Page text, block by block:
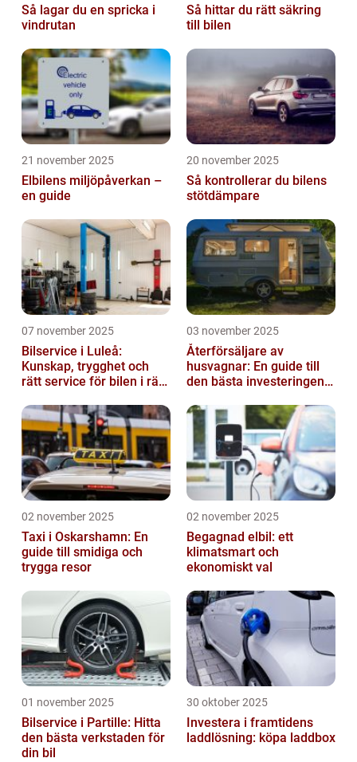
Så lagar du en spricka i
vindrutan
Så hittar du rätt säkring
till bilen
21 november 2025
Elbilens miljöpåverkan –
en guide
20 november 2025
Så kontrollerar du bilens
stötdämpare
07 november 2025
Bilservice i Luleå:
Kunskap, trygghet och
rätt service för bilen i rätt
03 november 2025
Återförsäljare av
husvagnar: En guide till
den bästa investeringen
02 november 2025
Taxi i Oskarshamn: En
guide till smidiga och
trygga resor
02 november 2025
Begagnad elbil: ett
klimatsmart och
ekonomiskt val
01 november 2025
Bilservice i Partille: Hitta
den bästa verkstaden för
din bil
30 oktober 2025
Investera i framtidens
laddlösning: köpa laddbox